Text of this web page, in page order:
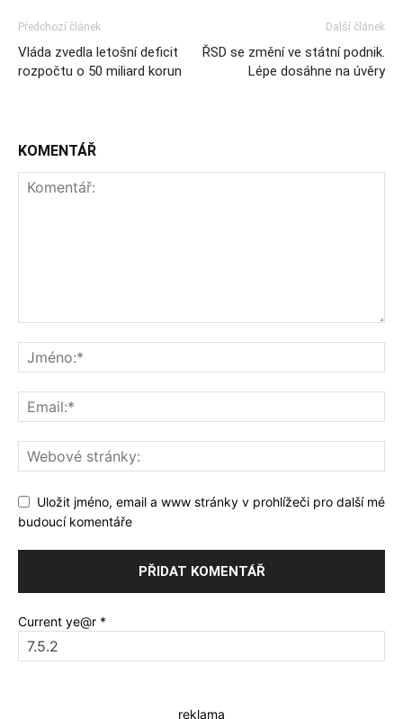
Předchozí článek
Vláda zvedla letošní deficit
rozpočtu o 50 miliard korun
Další článek
ŘSD se změní ve státní podnik.
Lépe dosáhne na úvěry
KOMENTÁŘ
Uložit jméno, email a www stránky v prohlížeči pro další mé
budoucí komentáře
Current ye@r *
reklama